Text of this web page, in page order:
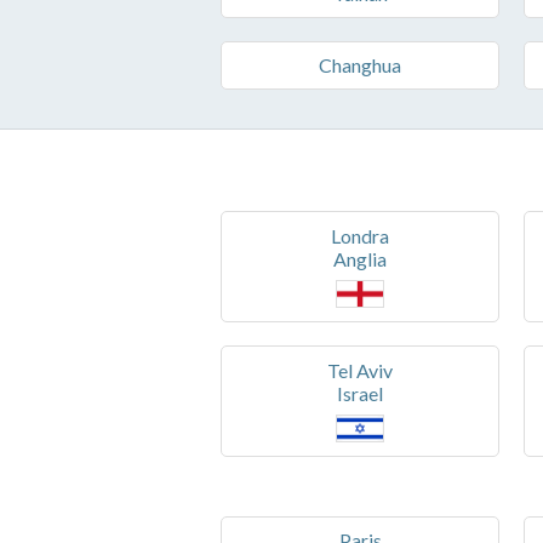
Changhua
Londra
Anglia
Tel Aviv
Israel